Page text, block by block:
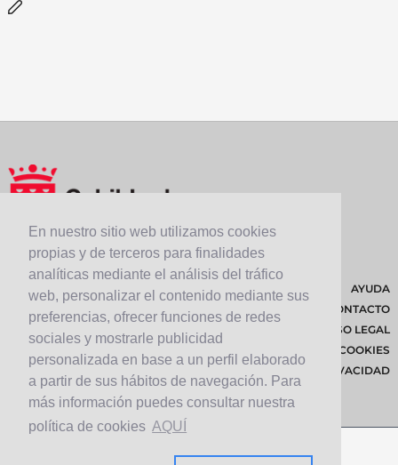
En nuestro sitio web utilizamos cookies
propias y de terceros para finalidades
analíticas mediante el análisis del tráfico
web, personalizar el contenido mediante sus
preferencias, ofrecer funciones de redes
sociales y mostrarle publicidad
personalizada en base a un perfil elaborado
a partir de sus hábitos de navegación. Para
más información puedes consultar nuestra
política de cookies AQUÍ
AYUDA
CONTACTO
AVISO LEGAL
POLÍTICA DE COOKIES
POLÍTICA DE PRIVACIDAD